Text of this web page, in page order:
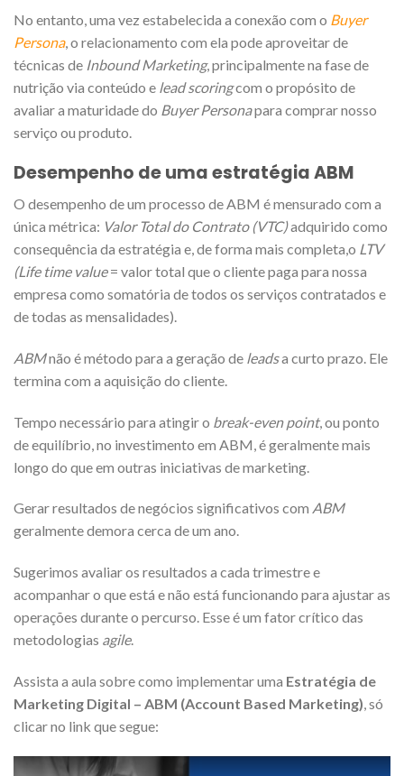
No entanto, uma vez estabelecida a conexão com o Buyer
Persona, o relacionamento com ela pode aproveitar de
técnicas de Inbound Marketing, principalmente na fase de
nutrição via conteúdo e lead scoringcom o propósito de
avaliar a maturidade do Buyer Personapara comprar nosso
serviço ou produto.
Desempenho de uma estratégia ABM
O desempenho de um processo de ABM é mensurado com a
única métrica: Valor Total do Contrato (VTC)adquirido como
consequência da estratégia e, de forma mais completa,o LTV
(Life time value= valor total que o cliente paga para nossa
empresa como somatória de todos os serviços contratados e
de todas as mensalidades).
ABMnão é método para a geração de leadsa curto prazo. Ele
termina com a aquisição do cliente.
Tempo necessário para atingir o break-even point, ou ponto
de equilíbrio, no investimento em ABM, é geralmente mais
longo do que em outras iniciativas de marketing.
Gerar resultados de negócios significativos com ABM
geralmente demora cerca de um ano.
Sugerimos avaliar os resultados a cada trimestre e
acompanhar o que está e não está funcionando para ajustar as
operações durante o percurso. Esse é um fator crítico das
metodologias agile.
Assista a aula sobre como implementar uma Estratégia de
Marketing Digital – ABM (Account Based Marketing), só
clicar no link que segue: